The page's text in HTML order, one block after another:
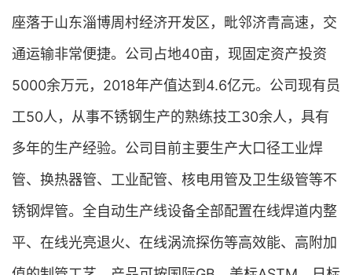
座落于山东淄博周村经济开发区，毗邻济青高速，交
通运输非常便捷。公司占地40亩，现固定资产投资
5000余万元，2018年产值达到4.6亿元。公司现有员
工50人，从事不锈钢生产的熟练技工30余人，具有
多年的生产经验。公司目前主要生产大口径工业焊
管、换热器管、工业配管、核电用管及卫生级管等不
锈钢焊管。全自动生产线设备全部配置在线焊道内整
平、在线光亮退火、在线涡流探伤等高效能、高附加